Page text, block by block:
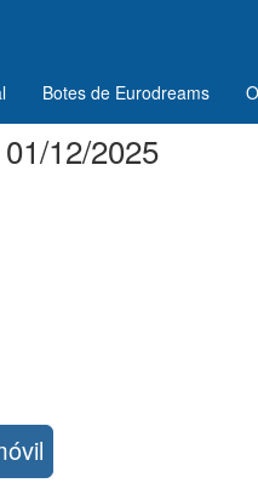
Botes de Eurodreams
12/2025